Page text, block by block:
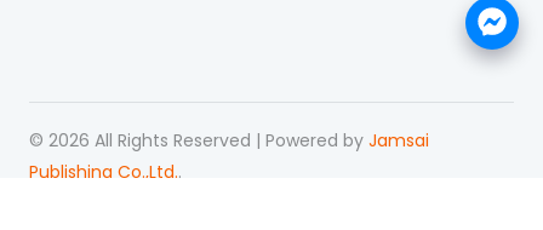
© 2026 All Rights Reserved | Powered by Jamsai
Publishing Co.,Ltd..